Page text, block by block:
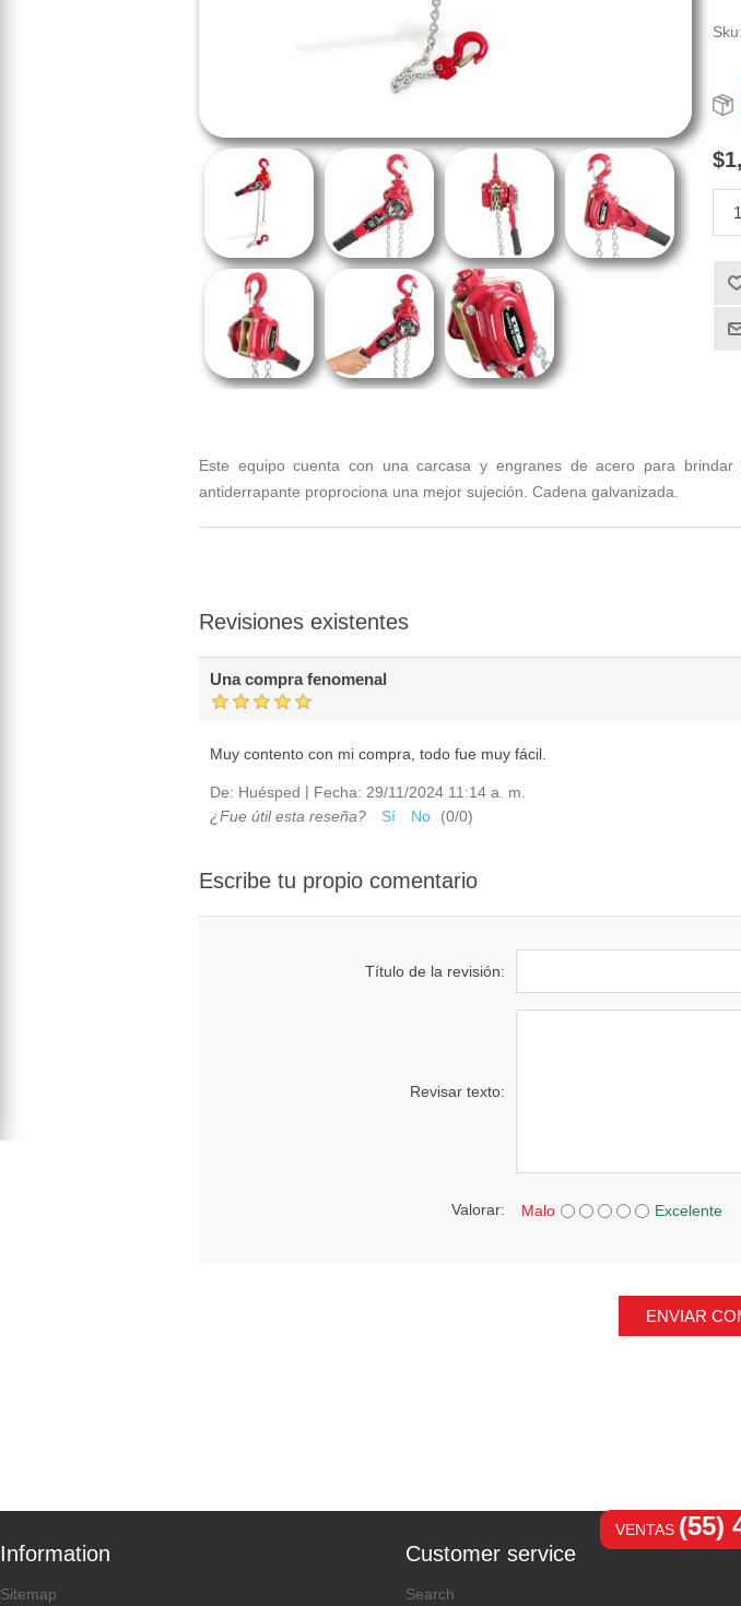
Sku:
Este equipo cuenta con una carcasa y engranes de acero para
antiderrapante proprociona una mejor sujeción. Cadena galvanizada.
Revisiones existentes
Una compra fenomenal
Muy contento con mi compra, todo fue muy fácil.
De: Huésped | Fecha: 29/11/2024 11:14 a. m.
¿Fue útil esta reseña?
Sí No (0/0)
Escribe tu propio comentario
Título de la revisión:
Revisar texto:
Valorar: Malo Excelente
ENVIAR
VENTAS (55)
Information
Sitemap
Customer service
Search